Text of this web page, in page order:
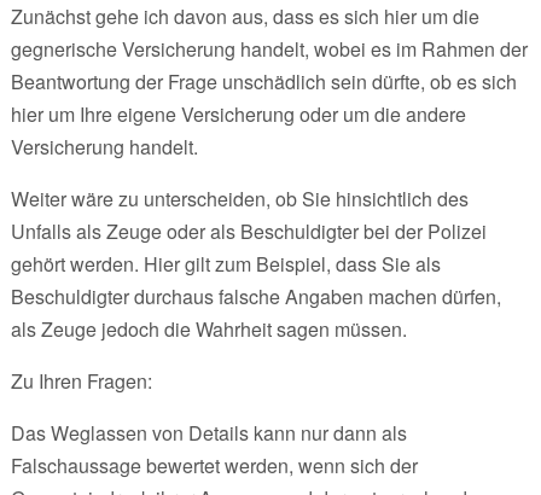
Zunächst gehe ich davon aus, dass es sich hier um die
gegnerische Versicherung handelt, wobei es im Rahmen der
Beantwortung der Frage unschädlich sein dürfte, ob es sich
hier um Ihre eigene Versicherung oder um die andere
Versicherung handelt.
Weiter wäre zu unterscheiden, ob Sie hinsichtlich des
Unfalls als Zeuge oder als Beschuldigter bei der Polizei
gehört werden. Hier gilt zum Beispiel, dass Sie als
Beschuldigter durchaus falsche Angaben machen dürfen,
als Zeuge jedoch die Wahrheit sagen müssen.
Zu Ihren Fragen:
Das Weglassen von Details kann nur dann als
Falschaussage bewertet werden, wenn sich der